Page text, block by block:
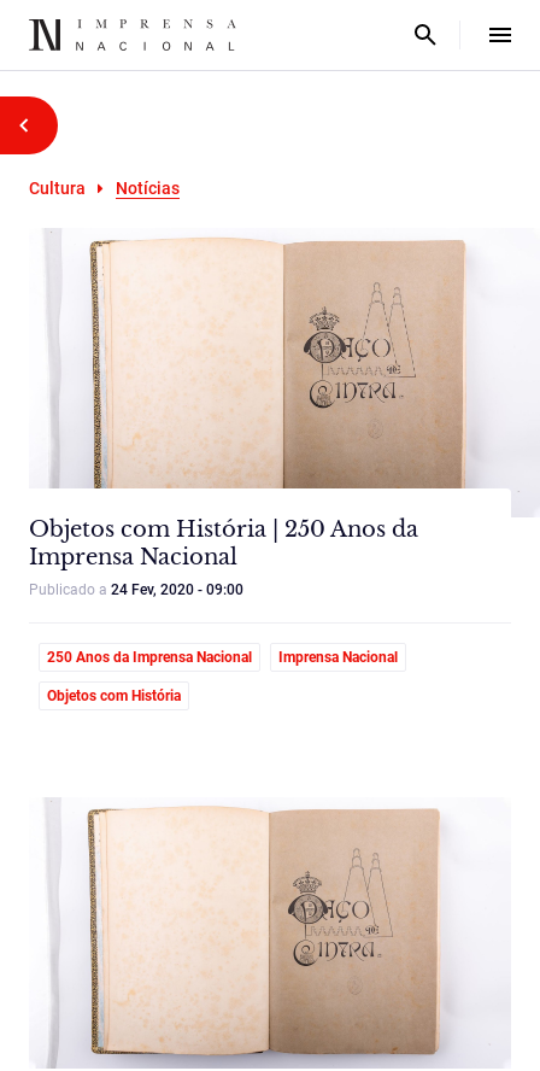
Cultura Notícias
Objetos com História | 250 Anos da
Imprensa Nacional
Publicado a 24 Fev, 2020 - 09:00
250 Anos da Imprensa Nacional Imprensa Nacional
Objetos com História